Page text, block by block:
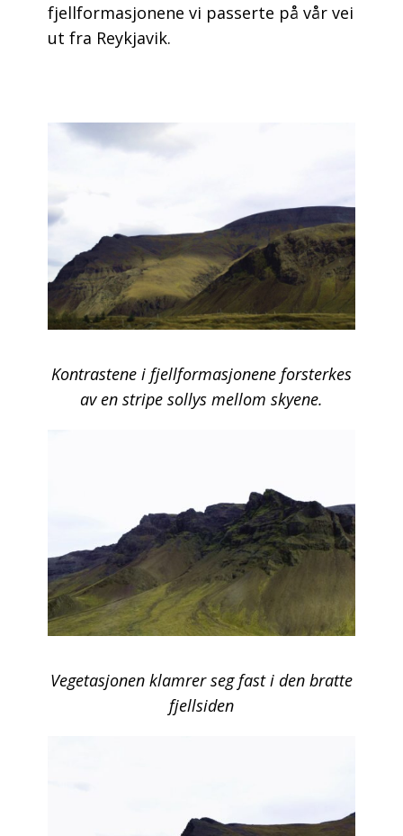
fjellformasjonene vi passerte på vår vei
ut fra Reykjavik.
Kontrastene i fjellformasjonene forsterkes
av en stripe sollys mellom skyene.
Vegetasjonen klamrer seg fast i den bratte
fjellsiden